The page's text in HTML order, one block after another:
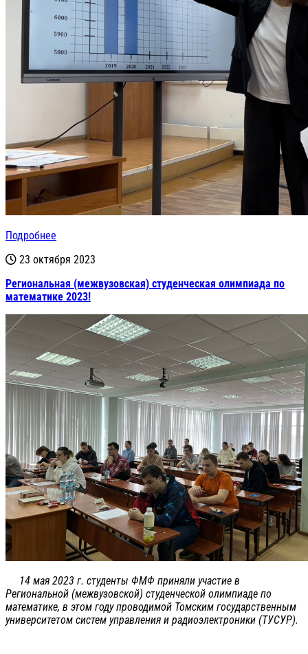
Подробнее
23 октября 2023
Региональная (межвузовская) студенческая олимпиада по
математике 2023!
14 мая 2023 г. студенты ФМФ приняли участие в
Региональной (межвузовской) студенческой олимпиаде по
математике, в этом году проводимой Томским государственным
университетом систем управления и радиоэлектроники (ТУСУР).